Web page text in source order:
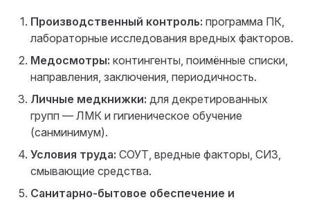
Производственный контроль: программа ПК,
лабораторные исследования вредных факторов.
Медосмотры: контингенты, поимённые списки,
направления, заключения, периодичность.
Личные медкнижки: для декретированных
групп — ЛМК и гигиеническое обучение
(санминимум).
Условия труда: СОУТ, вредные факторы, СИЗ,
смывающие средства.
Санитарно-бытовое обеспечение и